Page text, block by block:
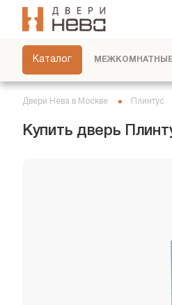
Каталог
СКРЫТЫЕ ДВЕРИ
Двери Нева в Москве Плинтус
Купить дверь